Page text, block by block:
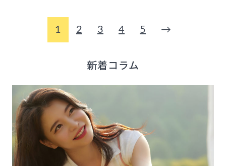
1 2 3 4 5 →
新着コラム